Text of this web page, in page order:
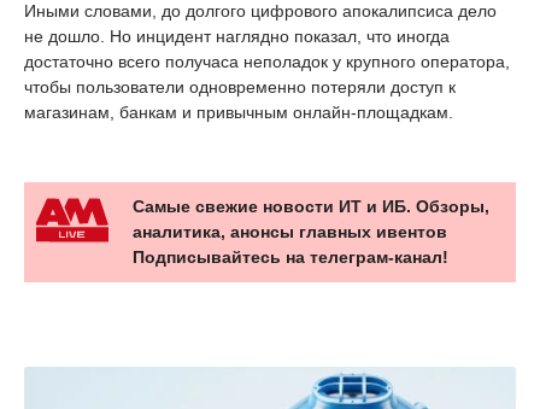
Иными словами, до долгого цифрового апокалипсиса дело
не дошло. Но инцидент наглядно показал, что иногда
достаточно всего получаса неполадок у крупного оператора,
чтобы пользователи одновременно потеряли доступ к
магазинам, банкам и привычным онлайн-площадкам.
Самые свежие новости ИТ и ИБ. Обзоры,
аналитика, анонсы главных ивентов
Подписывайтесь на телеграм-канал!